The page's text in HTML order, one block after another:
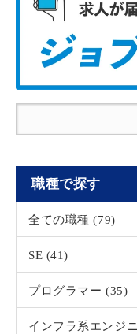
職種で探す
全ての職種 (79)
SE (41)
プログラマー (35)
インフラ系エンジ